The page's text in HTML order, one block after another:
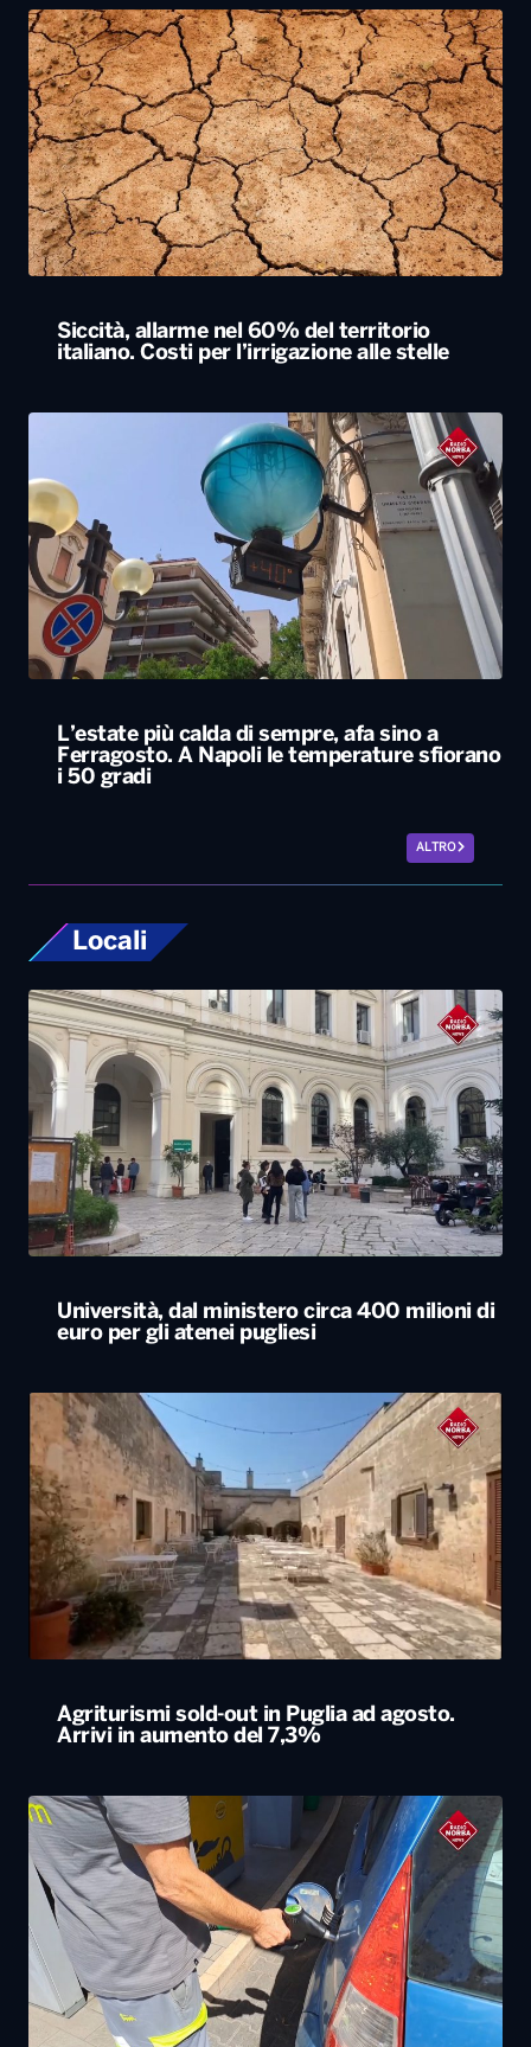
Siccità, allarme nel 60% del territorio
italiano. Costi per l’irrigazione alle stelle
L’estate più calda di sempre, afa sino a
Ferragosto. A Napoli le temperature sfiorano
i 50 gradi
ALTRO
Locali
Università, dal ministero circa 400 milioni di
euro per gli atenei pugliesi
Agriturismi sold-out in Puglia ad agosto.
Arrivi in aumento del 7,3%